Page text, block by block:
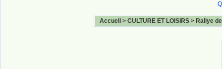
Accueil > CULTURE ET LOISIRS > Rallye